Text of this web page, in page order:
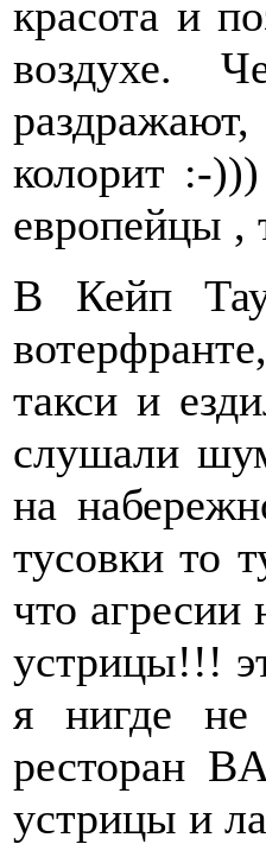
красота и
воздухе.
колорит :-
европейцы ,
В Кейп
такси и
слушали
на
тусовки то
что агресии
устрицы!!!
я нигде не
ресторан
устрицы и